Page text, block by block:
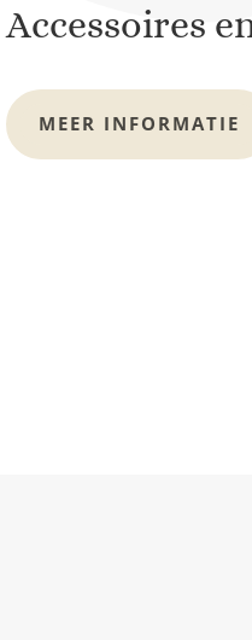
Accessoires
MEER INFORMATIE